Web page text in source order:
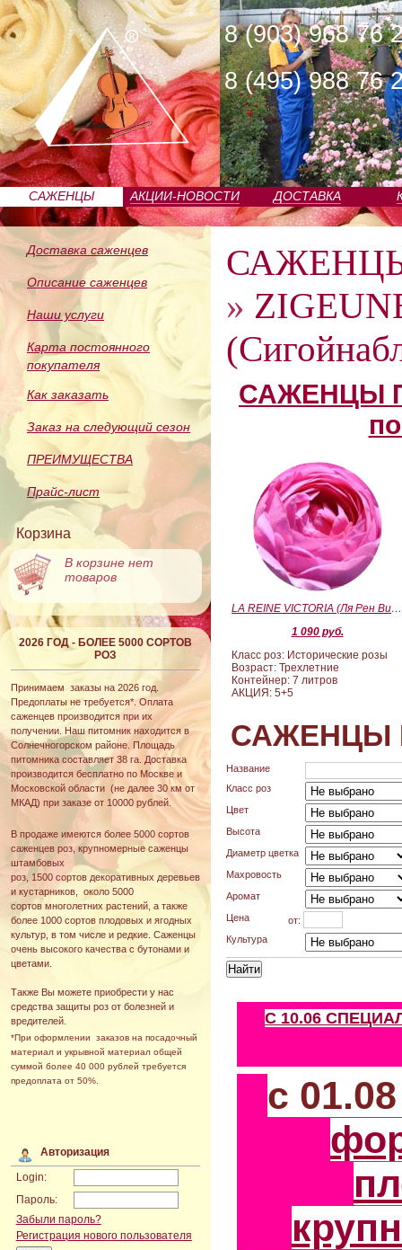
8 (903) 968 76
8 (495) 988 76
САЖЕНЦЫ
ПИТОМНИКА
АКЦИИ-НОВОСТИ ДОСТАВКА
Доставка саженцев
Описание саженцев
Наши услуги
Карта постоянного
покупателя
Как заказать
Заказ на следующий сезон
ПРЕИМУЩЕСТВА
Прайс-лист
Корзина
В корзине нет
товаров
2026 ГОД - БОЛЕЕ 5000 СОРТОВ
РОЗ
Принимаем заказы на 2026 год.
Предоплаты не требуется*. Оплата
саженцев производится при их
получении. Наш питомник находится в
Солнечногорском районе. Площадь
питомника составляет 38 га. Доставка
производится бесплатно по Москве и
Московской области (не далее 30 км от
МКАД) при заказе от 10000 рублей.
В продаже имеются более 5000 сортов
саженцев роз, крупномерные саженцы
штамбовых
роз, 1500 сортов декоративных деревьев
и кустарников, около 5000
сортов многолетних растений, а также
более 1000 сортов плодовых и ягодных
культур, в том числе и редкие. Саженцы
очень высокого качества с бутонами и
цветами.
Также Вы можете приобрести у нас
средства защиты роз от болезней и
вредителей.
*При оформлении заказов на посадочный
материал и укрывной материал общей
суммой более 40 000 рублей требуется
предоплата от 50%.
Авторизация
Login:
Пароль:
Забыли пароль?
Регистрация нового пользователя
»
САЖЕНЦЫ
LA REINE VICTORIA (Ля Рен Виктория)
1 090 руб.
Класс роз: Исторические розы
Возраст: Трехлетние
Контейнер: 7 литров
АКЦИЯ: 5+5
САЖЕНЦЫ
Название
Класс роз
Цвет
Высота
Диаметр цветка
Махровость
Аромат
Цена
от:
Культура
С 10.06
с